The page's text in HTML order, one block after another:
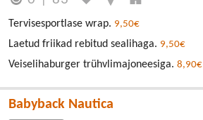
Tervisesportlase wrap. 9,50€
Laetud friikad rebitud sealihaga. 9,50€
Veiselihaburger trühvlimajoneesiga. 8,90€
Babyback Nautica